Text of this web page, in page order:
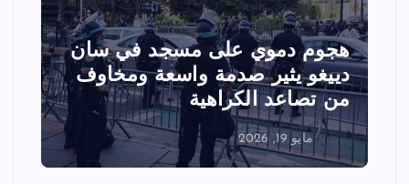
هجوم دموي على مسجد في سان
دييغو يثير صدمة واسعة ومخاوف
من تصاعد الكراهية
مايو 19, 2026